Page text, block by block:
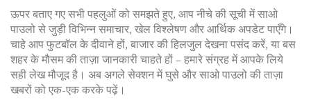
ऊपर बताए गए सभी पहलुओं को समझते हुए, आप नीचे की सूची में साओ
पाउलो से जुड़ी विभिन्न समाचार, खेल विश्लेषण और आर्थिक अपडेट पाएँगे।
चाहे आप फुटबॉल के दीवाने हों, बाजार की हिलजुल देखना पसंद करें, या बस
शहर के मौसम की ताज़ा जानकारी चाहते हों – हमारे संग्रह में आपके लिये
सही लेख मौजूद है। अब अगले सेक्शन में घुसे और साओ पाउलो की ताज़ा
खबरों को एक-एक करके पढ़ें।